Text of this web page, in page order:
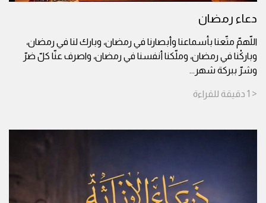
دعاء رمضان
اللّهمّ متّعنا بأسماعنا وأبصارنا في رمضان، وبارك لنا في رمضان،
وباركْنا في رمضان، وملّكنا أنفسنا في رمضان، واصرف عنّا كلّ ضرّ
وشرّ ببركة شهر ...
< 1 دقيقة للقراءة